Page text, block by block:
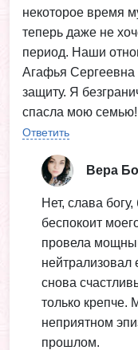
некоторое время
теперь даже не
период. Наши
Агафья
защиту. Я
спасла мою семью!
Ответить
Вера
Нет, слава
беспокоит
провела
снова
только
неприятном
прошлом.